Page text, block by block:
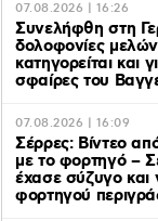
07.08.2026 | 16:26
Συνελήφθη στη
δολοφονίες
κατηγορείται και
σφαίρες του
07.08.2026 | 16:09
Σέρρες: Βίντεο
με το φορτηγό –
έχασε σύζυγο και
φορτηγού